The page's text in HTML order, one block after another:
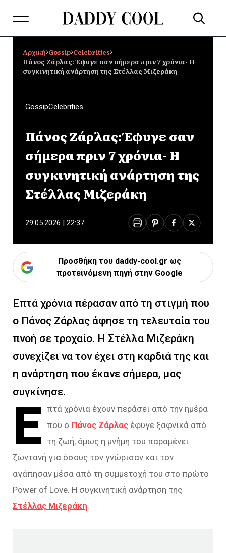
Αρχική Gossip Celebrities
Πάνος Ζάρλας: Έφυγε σαν σήμερα πριν 7 χρόνια- Η
συγκινητική ανάρτηση της Στέλλας Μιζεράκη
GossipCelebrities
Πάνος Ζάρλας: Έφυγε σαν
σήμερα πριν 7 χρόνια- Η
συγκινητική ανάρτηση της
Στέλλας Μιζεράκη
29.05.2026 | 22:37
Προσθήκη του daddy-cool.gr ως
προτεινόμενη πηγή στην Google
Επτά χρόνια πέρασαν από τη στιγμή που
ο Πάνος Ζάρλας άφησε τη τελευταία του
πνοή σε τροχαίο. Η Στέλλα Μιζεράκη
συνεχίζει να τον έχει στη καρδιά της και
η ανάρτηση που έκανε σήμερα, μας
συγκίνησε.
Ε
πτά χρόνια έχουν περάσει από την ημέρα
που ο Πάνος Ζάρλας έφυγε ξαφνικά από
τη ζωή, όμως η μνήμη του παραμένει
ζωντανή για όσους τον γνώρισαν και τον
αγάπησαν μέσα από τη συμμετοχή του στο πρώτο
Power of Love. Η συγκινητική ανάρτηση της
Στέλλας Μιζεράκη.